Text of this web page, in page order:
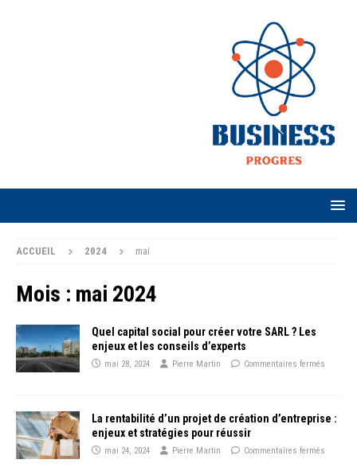
ACCUEIL 2024 mai
Mois : mai 2024
Quel capital social pour créer votre SARL ? Les
enjeux et les conseils d’experts
mai 28, 2024 Pierre Martin Commentaires fermés
La rentabilité d’un projet de création d’entreprise :
enjeux et stratégies pour réussir
mai 24, 2024 Pierre Martin Commentaires fermés